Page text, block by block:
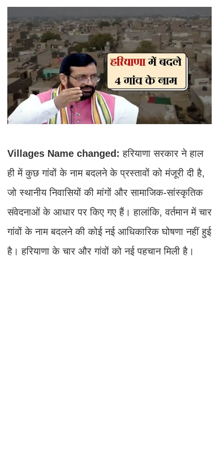
Villages Name changed:हरियाणा सरकार ने हाल
ही में कुछ गांवों के नाम बदलने के प्रस्तावों को मंजूरी दी है,
जो स्थानीय निवासियों की मांगों और सामाजिक-सांस्कृतिक
संवेदनाओं के आधार पर किए गए हैं। हालांकि, वर्तमान में चार
गांवों के नाम बदलने की कोई नई आधिकारिक घोषणा नहीं हुई
है। हरियाणा के चार और गांवों को नई पहचान मिली है।